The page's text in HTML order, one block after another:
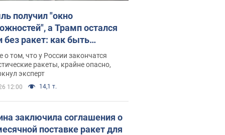
получил "окно
а Трамп остался
без ракет: как быть
Интервью с Мельником
о том, что у России закончатся
ракеты, крайне опасно,
эксперт
12:00 14,1 т.
заключила соглашения о
поставке ракет для